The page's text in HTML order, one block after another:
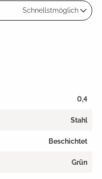
Schnellstmöglich
0,4
Stahl
Beschichtet
Grün